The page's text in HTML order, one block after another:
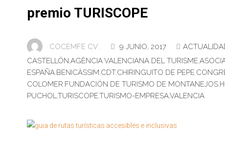
premio TURISCOPE
COCEMFE CV . 9 JUNIO, 2017
CASTELLÓN,AGÈNCIA VALENCIANA DEL TURISME,
ESPAÑA,BENICÀSSIM,CDT,CHIRINGUITO DE PEPE,
COLOMER,FUNDACIÓN DE TURISMO DE MONTANEJOS,
PUCHOL,TURISCOPE,TURISMO-EMPRESA,VALENCIA